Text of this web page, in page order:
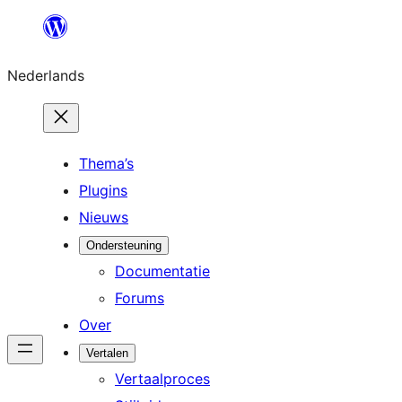
de
inhoud
Nederlands
Thema’s
Plugins
Nieuws
Ondersteuning
Documentatie
Forums
Over
Vertalen
Vertaalproces